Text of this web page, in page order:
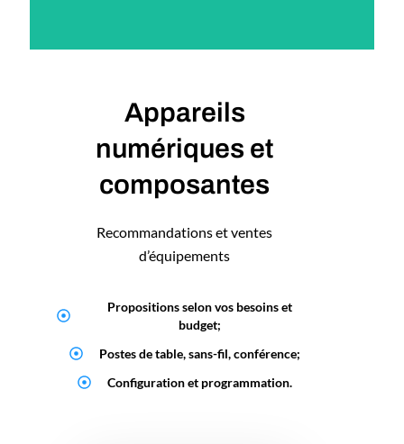
Appareils
numériques et
composantes
Recommandations et ventes
d’équipements
Propositions selon vos besoins et
budget;
Postes de table, sans-fil, conférence;
Configuration et programmation.